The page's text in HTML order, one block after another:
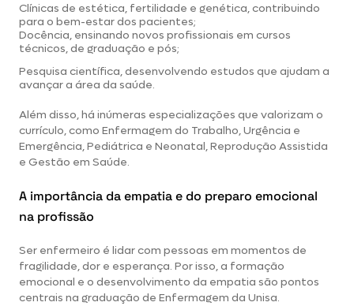
Clínicas de estética, fertilidade e genética, contribuindo
para o bem-estar dos pacientes;
Docência, ensinando novos profissionais em cursos
técnicos, de graduação e pós;
Pesquisa científica, desenvolvendo estudos que ajudam a
avançar a área da saúde.
Além disso, há inúmeras especializações que valorizam o
currículo, como Enfermagem do Trabalho, Urgência e
Emergência, Pediátrica e Neonatal, Reprodução Assistida
e Gestão em Saúde.
A importância da empatia e do preparo emocional
na profissão
Ser enfermeiro é lidar com pessoas em momentos de
fragilidade, dor e esperança. Por isso, a formação
emocional e o desenvolvimento da empatia são pontos
centrais na graduação de Enfermagem da Unisa.